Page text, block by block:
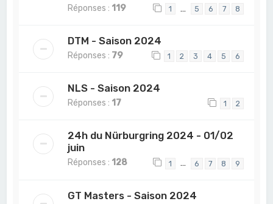
Réponses : 119 1 … 5 6 7 8
DTM - Saison 2024
Réponses : 79 1 2 3 4 5 6
NLS - Saison 2024
Réponses : 17 1 2
24h du Nürburgring 2024 - 01/02
juin
Réponses : 128 1 … 6 7 8 9
GT Masters - Saison 2024